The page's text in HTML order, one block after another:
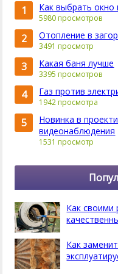
1 Как выбрать окно
5980 просмотров
2 Отопление в
3491 просмотр
3 Какая баня лучше
3395 просмотров
4 Газ против
1942 просмотра
5
Новинка в
видеонаблюдения
1531 просмотр
Как своими
Как